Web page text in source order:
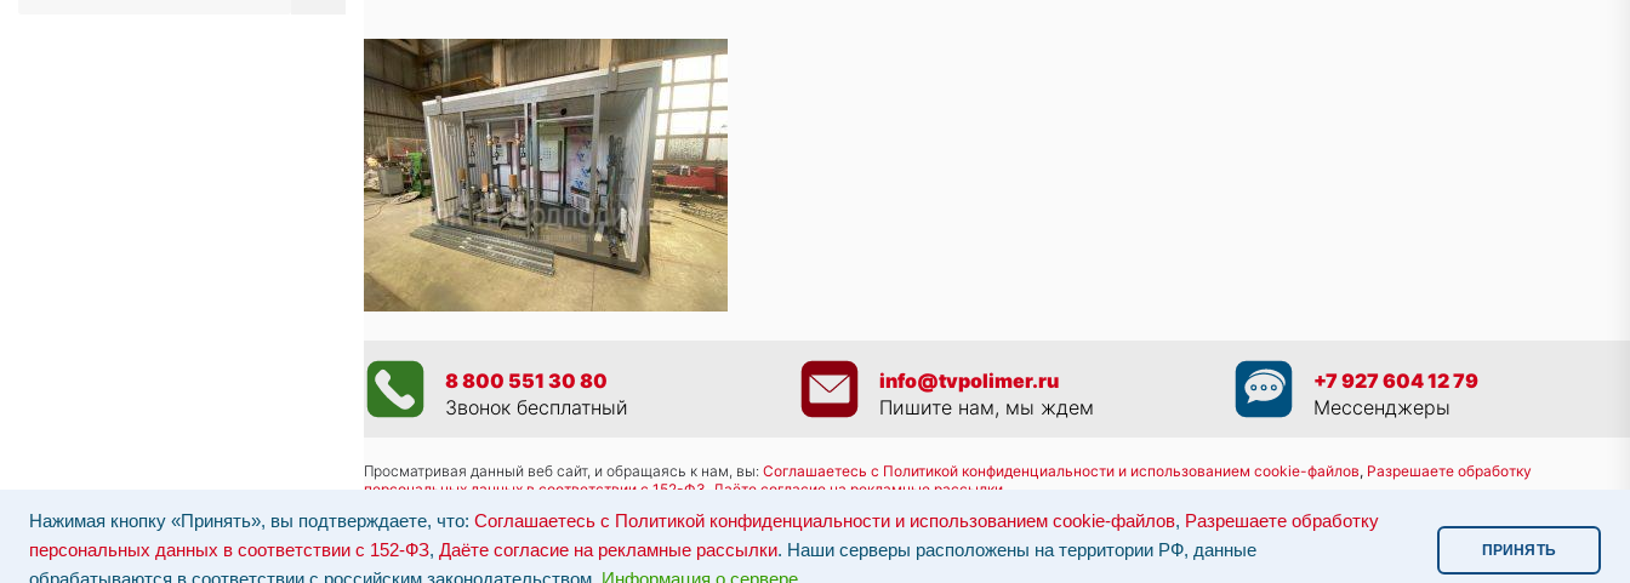
Нажимая кнопку «Принять», вы подтверждаете, что: Соглашаетесь с Политикой конфиденциальности и использованием cookie-файлов, Разрешаете обработку
персональных данных в соответствии с 152-ФЗ, Даёте согласие на рекламные рассылки. Наши серверы расположены на территории РФ, данные
ПРИНЯТЬ
8 800 551 30 80
Звонок бесплатный
info@tvpolimer.ru
Пишите нам, мы ждем
+7 927 604 12 79
Мессенджеры
Просматривая данный веб сайт, и обращаясь к нам, вы: Соглашаетесь с Политикой конфиденциальности и использованием cookie-файлов, Разрешаете обработку
персональных данных в соответствии с 152-ФЗ Даёте согласие на рекламные рассылки
Наши серверы расположены на территории РФ, данные обрабатываются в соответствии с российским законодательством.Информация о сервере и хостинге.